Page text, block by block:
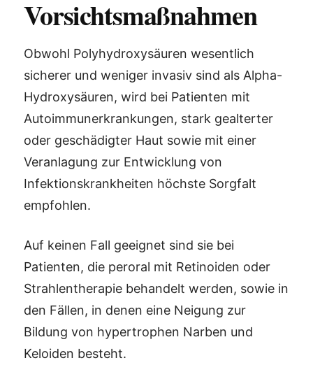
Vorsichtsmaßnahmen
Obwohl Polyhydroxysäuren wesentlich
sicherer und weniger invasiv sind als Alpha-
Hydroxysäuren, wird bei Patienten mit
Autoimmunerkrankungen, stark gealterter
oder geschädigter Haut sowie mit einer
Veranlagung zur Entwicklung von
Infektionskrankheiten höchste Sorgfalt
empfohlen.
Auf keinen Fall geeignet sind sie bei
Patienten, die peroral mit Retinoiden oder
Strahlentherapie behandelt werden, sowie in
den Fällen, in denen eine Neigung zur
Bildung von hypertrophen Narben und
Keloiden besteht.